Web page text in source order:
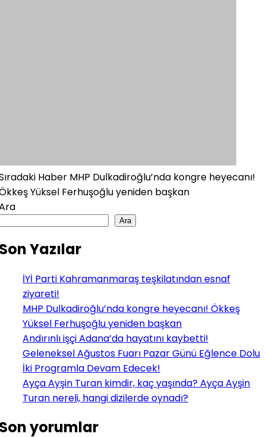
Haber MHP Dulkadiroğlu’nda kongre heyecanı!
Yüksel Ferhuşoğlu yeniden başkan
Ara
Yazılar
İYİ Parti Kahramanmaraş teşkilatından esnaf
ziyareti!
MHP Dulkadiroğlu’nda kongre heyecanı! Ökkeş
Yüksel Ferhuşoğlu yeniden başkan
Andırınlı işçi Adana’da hayatını kaybetti!
Geleneksel Ağustos Fuarı Pazar Günü Eğlence Dolu
İki Programla Devam Edecek!
Ayça Ayşin Turan kimdir, kaç yaşında? Ayça Ayşin
Turan nereli, hangi dizilerde oynadı?
yorumlar